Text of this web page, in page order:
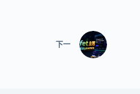
下一